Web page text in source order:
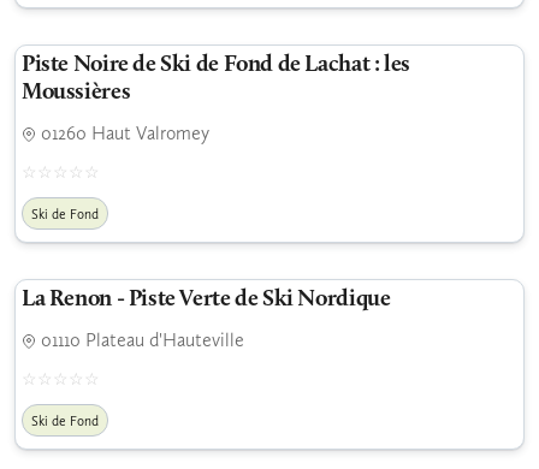
Piste Noire de Ski de Fond de Lachat : les
Moussières
01260 Haut Valromey
Ski de Fond
La Renon - Piste Verte de Ski Nordique
01110 Plateau d'Hauteville
Ski de Fond